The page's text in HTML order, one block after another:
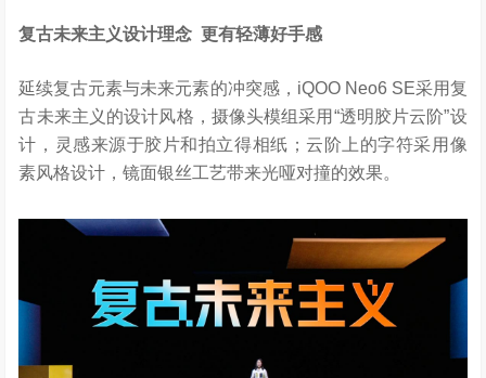
复古未来主义设计理念 更有轻薄好手感
延续复古元素与未来元素的冲突感，iQOO Neo6 SE采用复
古未来主义的设计风格，摄像头模组采用“透明胶片云阶”设
计，灵感来源于胶片和拍立得相纸；云阶上的字符采用像
素风格设计，镜面银丝工艺带来光哑对撞的效果。